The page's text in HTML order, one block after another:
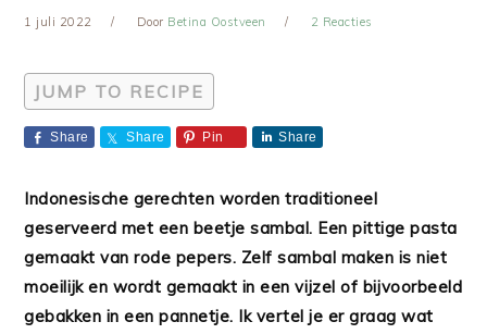
1 juli 2022 Door Betina Oostveen 2 Reacties
JUMP TO RECIPE
Share Share Pin Share
Indonesische gerechten worden traditioneel
geserveerd met een beetje sambal. Een pittige pasta
gemaakt van rode pepers. Zelf sambal maken is niet
moeilijk en wordt gemaakt in een vijzel of bijvoorbeeld
gebakken in een pannetje. Ik vertel je er graag wat